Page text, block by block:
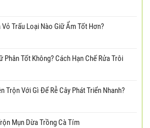
Vỏ Trấu Loại Nào Giữ Ẩm Tốt Hơn?
Phân Tốt Không? Cách Hạn Chế Rửa Trôi
Trộn Với Gì Để Rễ Cây Phát Triển Nhanh?
Mụn Dừa Trồng Cà Tím